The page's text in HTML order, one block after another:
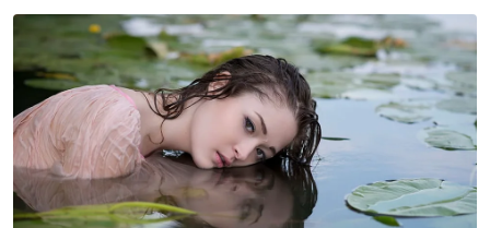
“Jadinya sekarang pengundi yang
merangkumi akar umbi UMNO dan pengundi
terdahulu pun tak akan undi mereka,”
katanya.
Artikel Berkaitan:
Selepas pilihan raya, ayuh bersatu bina negara
Tiada siapa boleh guna keputusan pilihan raya